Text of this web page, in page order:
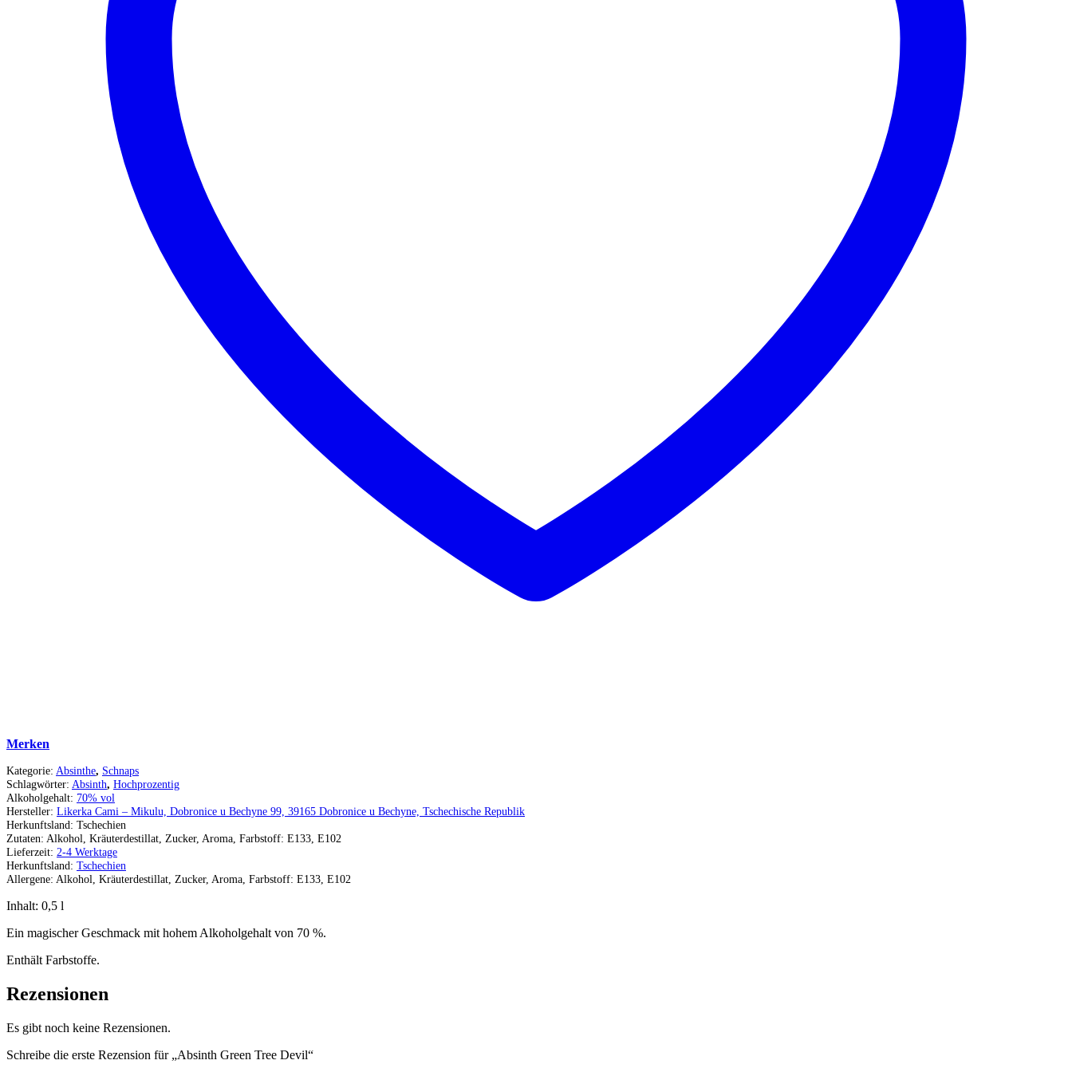
Merken
Kategorie: Absinthe, Schnaps
Schlagwörter: Absinth, Hochprozentig
Alkoholgehalt: 70% vol
Hersteller: Likerka Cami – Mikulu, Dobronice u Bechyne 99, 39165 Dobronice u Bechyne, Tschechische Republik
Herkunftsland: Tschechien
Zutaten: Alkohol, Kräuterdestillat, Zucker, Aroma, Farbstoff: E133, E102
Lieferzeit: 2-4 Werktage
Herkunftsland: Tschechien
Allergene: Alkohol, Kräuterdestillat, Zucker, Aroma, Farbstoff: E133, E102
Inhalt: 0,5 l
Ein magischer Geschmack mit hohem Alkoholgehalt von 70 %.
Enthält Farbstoffe.
Rezensionen
Es gibt noch keine Rezensionen.
Schreibe die erste Rezension für „Absinth Green Tree Devil“